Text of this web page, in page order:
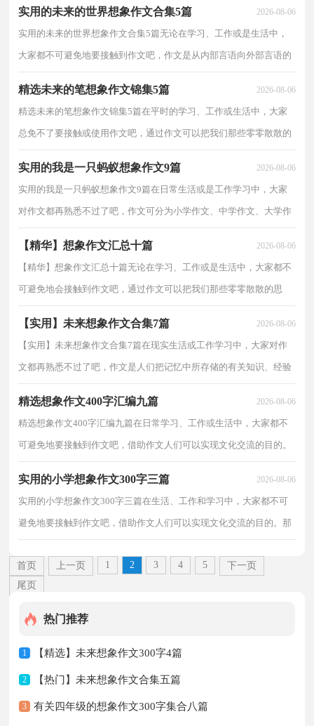
实用的未来的世界想象作文合集5篇 2026-08-06
实用的未来的世界想象作文合集5篇无论在学习、工作或是生活中，
大家都不可避免地要接触到作文吧，作文是从内部言语向外部言语的
精选未来的笔想象作文锦集5篇 2026-08-06
精选未来的笔想象作文锦集5篇在平时的学习、工作或生活中，大家
总免不了要接触或使用作文吧，通过作文可以把我们那些零零散散的
实用的我是一只蚂蚁想象作文9篇 2026-08-06
实用的我是一只蚂蚁想象作文9篇在日常生活或是工作学习中，大家
对作文都再熟悉不过了吧，作文可分为小学作文、中学作文、大学作
【精华】想象作文汇总十篇 2026-08-06
【精华】想象作文汇总十篇无论在学习、工作或是生活中，大家都不
可避免地会接触到作文吧，通过作文可以把我们那些零零散散的思
【实用】未来想象作文合集7篇 2026-08-06
【实用】未来想象作文合集7篇在现实生活或工作学习中，大家对作
文都再熟悉不过了吧，作文是人们把记忆中所存储的有关知识、经验
精选想象作文400字汇编九篇 2026-08-06
精选想象作文400字汇编九篇在日常学习、工作或生活中，大家都不
可避免地要接触到作文吧，借助作文人们可以实现文化交流的目的。
实用的小学想象作文300字三篇 2026-08-06
实用的小学想象作文300字三篇在生活、工作和学习中，大家都不可
避免地要接触到作文吧，借助作文人们可以实现文化交流的目的。那
首页
上一页 1 2 3 4 5
下一页
尾页
热门推荐
1 【精选】未来想象作文300字4篇
2 【热门】未来想象作文合集五篇
3 有关四年级的想象作文300字集合八篇